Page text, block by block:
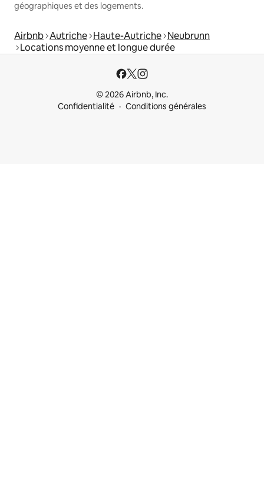
géographiques et des logements.
Airbnb Autriche Haute-Autriche Neubrunn
Locations moyenne et longue durée
© 2026 Airbnb, Inc.
Confidentialité
Conditions générales